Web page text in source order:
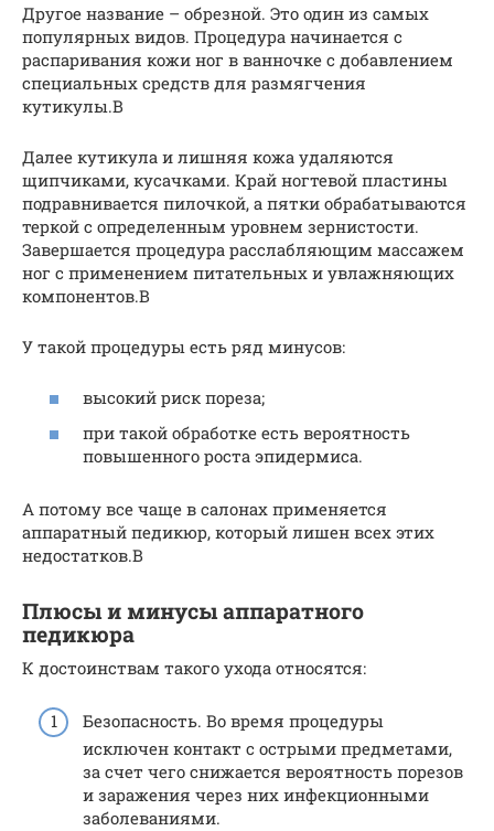
Другое название – обрезной. Это один из самых
популярных видов. Процедура начинается с
распаривания кожи ног в ванночке с добавлением
специальных средств для размягчения
кутикулы.В
Далее кутикула и лишняя кожа удаляются
щипчиками, кусачками. Край ногтевой пластины
подравнивается пилочкой, а пятки обрабатываются
теркой с определенным уровнем зернистости.
Завершается процедура расслабляющим массажем
ног с применением питательных и увлажняющих
компонентов.В
У такой процедуры есть ряд минусов:
высокий риск пореза;
при такой обработке есть вероятность
повышенного роста эпидермиса.
А потому все чаще в салонах применяется
аппаратный педикюр, который лишен всех этих
недостатков.В
Плюсы и минусы аппаратного
педикюра
К достоинствам такого ухода относятся:
Безопасность. Во время процедуры
исключен контакт с острыми предметами,
за счет чего снижается вероятность порезов
и заражения через них инфекционными
заболеваниями.